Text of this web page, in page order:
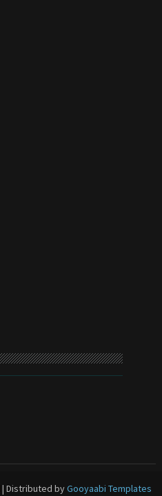
| Distributed byGooyaabi Templates